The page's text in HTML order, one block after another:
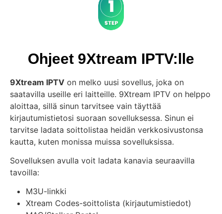
Ohjeet 9Xtream IPTV:lle
9Xtream IPTV on melko uusi sovellus, joka on
saatavilla useille eri laitteille. 9Xtream IPTV on helppo
aloittaa, sillä sinun tarvitsee vain täyttää
kirjautumistietosi suoraan sovelluksessa. Sinun ei
tarvitse ladata soittolistaa heidän verkkosivustonsa
kautta, kuten monissa muissa sovelluksissa.
Sovelluksen avulla voit ladata kanavia seuraavilla
tavoilla:
M3U-linkki
Xtream Codes-soittolista (kirjautumistiedot)